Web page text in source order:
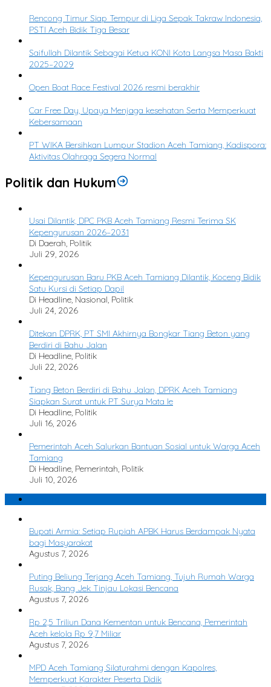
Rencong Timur Siap Tempur di Liga Sepak Takraw Indonesia,
PSTI Aceh Bidik Tiga Besar
Saifullah Dilantik Sebagai Ketua KONI Kota Langsa Masa Bakti
2025–2029
Open Boat Race Festival 2026 resmi berakhir
Car Free Day, Upaya Menjaga kesehatan Serta Memperkuat
Kebersamaan
PT WIKA Bersihkan Lumpur Stadion Aceh Tamiang, Kadispora:
Aktivitas Olahraga Segera Normal
Politik dan Hukum
Usai Dilantik, DPC PKB Aceh Tamiang Resmi Terima SK
Kepengurusan 2026–2031
Di Daerah, Politik
Juli 29, 2026
Kepengurusan Baru PKB Aceh Tamiang Dilantik, Koceng Bidik
Satu Kursi di Setiap Dapil
Di Headline, Nasional, Politik
Juli 24, 2026
Ditekan DPRK, PT SMI Akhirnya Bongkar Tiang Beton yang
Berdiri di Bahu Jalan
Di Headline, Politik
Juli 22, 2026
Tiang Beton Berdiri di Bahu Jalan, DPRK Aceh Tamiang
Siapkan Surat untuk PT Surya Mata Ie
Di Headline, Politik
Juli 16, 2026
Pemerintah Aceh Salurkan Bantuan Sosial untuk Warga Aceh
Tamiang
Di Headline, Pemerintah, Politik
Juli 10, 2026
Bupati Armia: Setiap Rupiah APBK Harus Berdampak Nyata
bagi Masyarakat
Agustus 7, 2026
Puting Beliung Terjang Aceh Tamiang, Tujuh Rumah Warga
Rusak, Bang Jek Tinjau Lokasi Bencana
Agustus 7, 2026
Rp 2,5 Triliun Dana Kementan untuk Bencana, Pemerintah
Aceh kelola Rp 9,7 Miliar
Agustus 7, 2026
MPD Aceh Tamiang Silaturahmi dengan Kapolres,
Memperkuat Karakter Peserta Didik